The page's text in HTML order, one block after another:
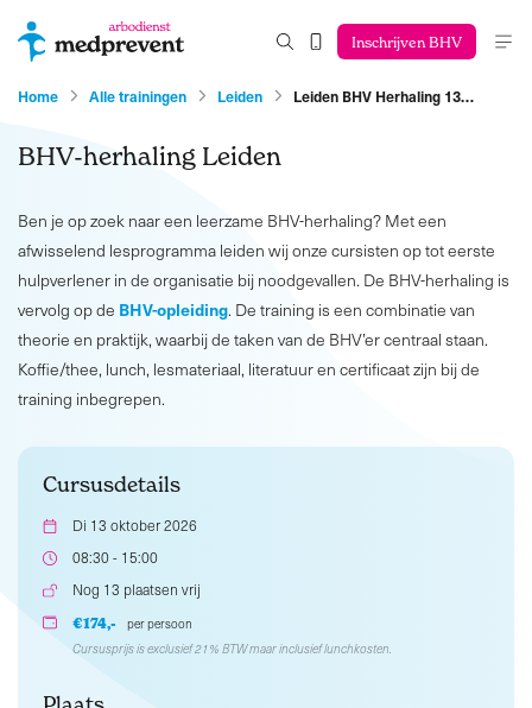
Inschrijven BHV
Home Alle trainingen Leiden Leiden BHV Herhaling 13…
BHV-herhaling Leiden
Ben je op zoek naar een leerzame BHV-herhaling? Met een
afwisselend lesprogramma leiden wij onze cursisten op tot eerste
hulpverlener in de organisatie bij noodgevallen. De BHV-herhaling is
vervolg op de BHV-opleiding. De training is een combinatie van
theorie en praktijk, waarbij de taken van de BHV’er centraal staan.
Koffie/thee, lunch, lesmateriaal, literatuur en certificaat zijn bij de
training inbegrepen.
Cursusdetails
Di 13 oktober 2026
08:30 - 15:00
Nog 13 plaatsen vrij
€174,-
per persoon
Cursusprijs is exclusief 21% BTW maar inclusief lunchkosten.